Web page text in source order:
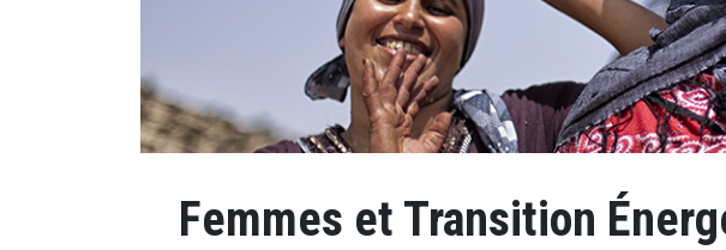
Femmes et Transition